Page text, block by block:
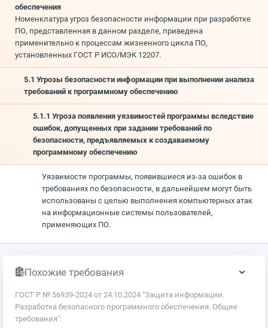
обеспечения
Номенклатура угроз безопасности информации при разработке
ПО, представленная в данном разделе, приведена
применительно к процессам жизненного цикла ПО,
установленных ГОСТ Р ИСО/МЭК 12207.
5.1 Угрозы безопасности информации при выполнении анализа
требований к программному обеспечению
5.1.1 Угроза появления уязвимостей программы вследствие
ошибок, допущенных при задании требований по
безопасности, предъявляемых к создаваемому
программному обеспечению
Уязвимости программы, появившиеся из-за ошибок в
требованиях по безопасности, в дальнейшем могут быть
использованы с целью выполнения компьютерных атак
на информационные системы пользователей,
применяющих ПО.
Похожие требования
ГОСТ Р № 56939-2024 от 24.10.2024 "Защита информации.
Разработка безопасного программного обеспечения. Общие
требования":